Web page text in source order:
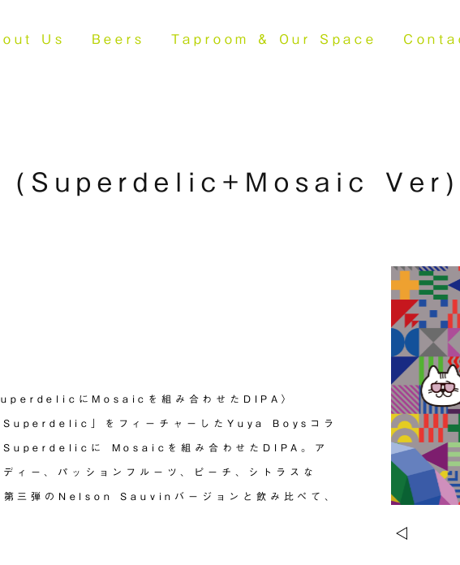
Us Beers Taproom & Our Space
(Superdelic+Mosaic Ver)
にMosaicを組み合わせたDIPA〉
Superdelic」をフィーチャーしたYuya Boysコラ
Superdelicに Mosaicを組み合わせたDIPA。ア
ィー、パッションフルーツ、ピーチ、シトラスな
三弾のNelson Sauvinバージョンと飲み比べて、